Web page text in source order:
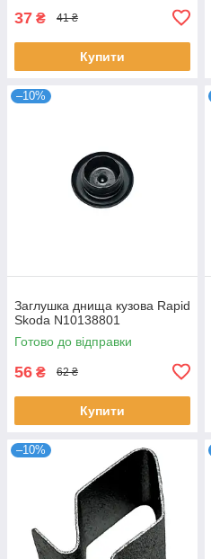
37 ₴ 41 ₴
Купити
–10%
Заглушка днища кузова Rapid
Skoda N10138801
Готово до відправки
56 ₴ 62 ₴
Купити
–10%